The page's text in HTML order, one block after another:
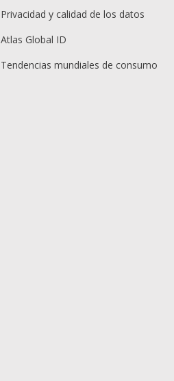
Privacidad y calidad de los datos
Atlas Global ID
Tendencias mundiales de consumo